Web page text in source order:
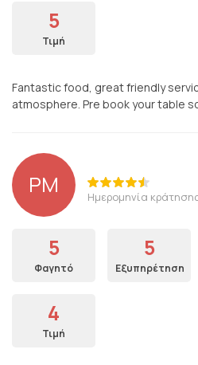
5
Τιμή
Fantastic food, great friendly
atmosphere. Pre book your table
PM Ημερομηνία
5
Φαγητό
5
Εξυπηρέτηση
4
Τιμή